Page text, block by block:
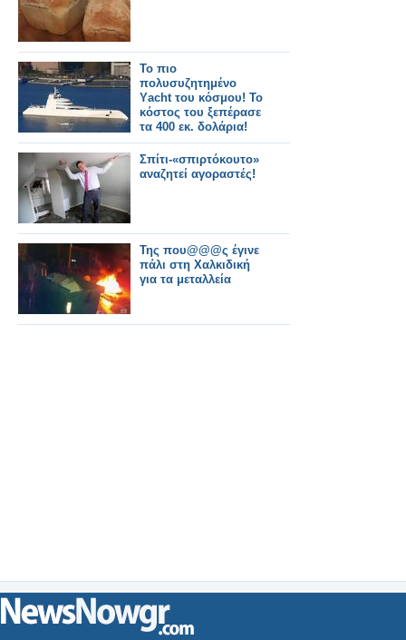
Το πιο
πολυσυζητημένο
Υacht του κόσμου! Το
κόστος του ξεπέρασε
τα 400 εκ. δολάρια!
[photos]
Σπίτι-«σπιρτόκουτο»
αναζητεί αγοραστές!
Της που@@@ς έγινε
πάλι στη Χαλκιδική
για τα μεταλλεία